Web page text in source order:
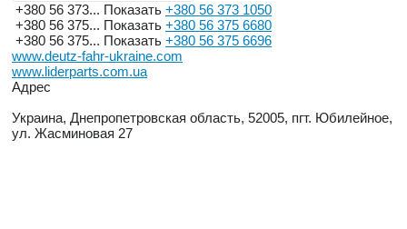
+380 56 373... Показать +380 56 373 1050
+380 56 375... Показать +380 56 375 6680
+380 56 375... Показать +380 56 375 6696
www.deutz-fahr-ukraine.com
www.liderparts.com.ua
Адрес
Украина, Днепропетровская область, 52005, пгт. Юбилейное,
ул. Жасминовая 27